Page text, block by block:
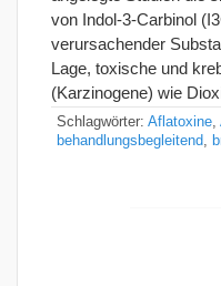
von Indol-3-Carbinol
verursachender
Lage, toxische und
(Karzinogene) wie
Schlagwörter: Aflatoxine
behandlungsbegleitend